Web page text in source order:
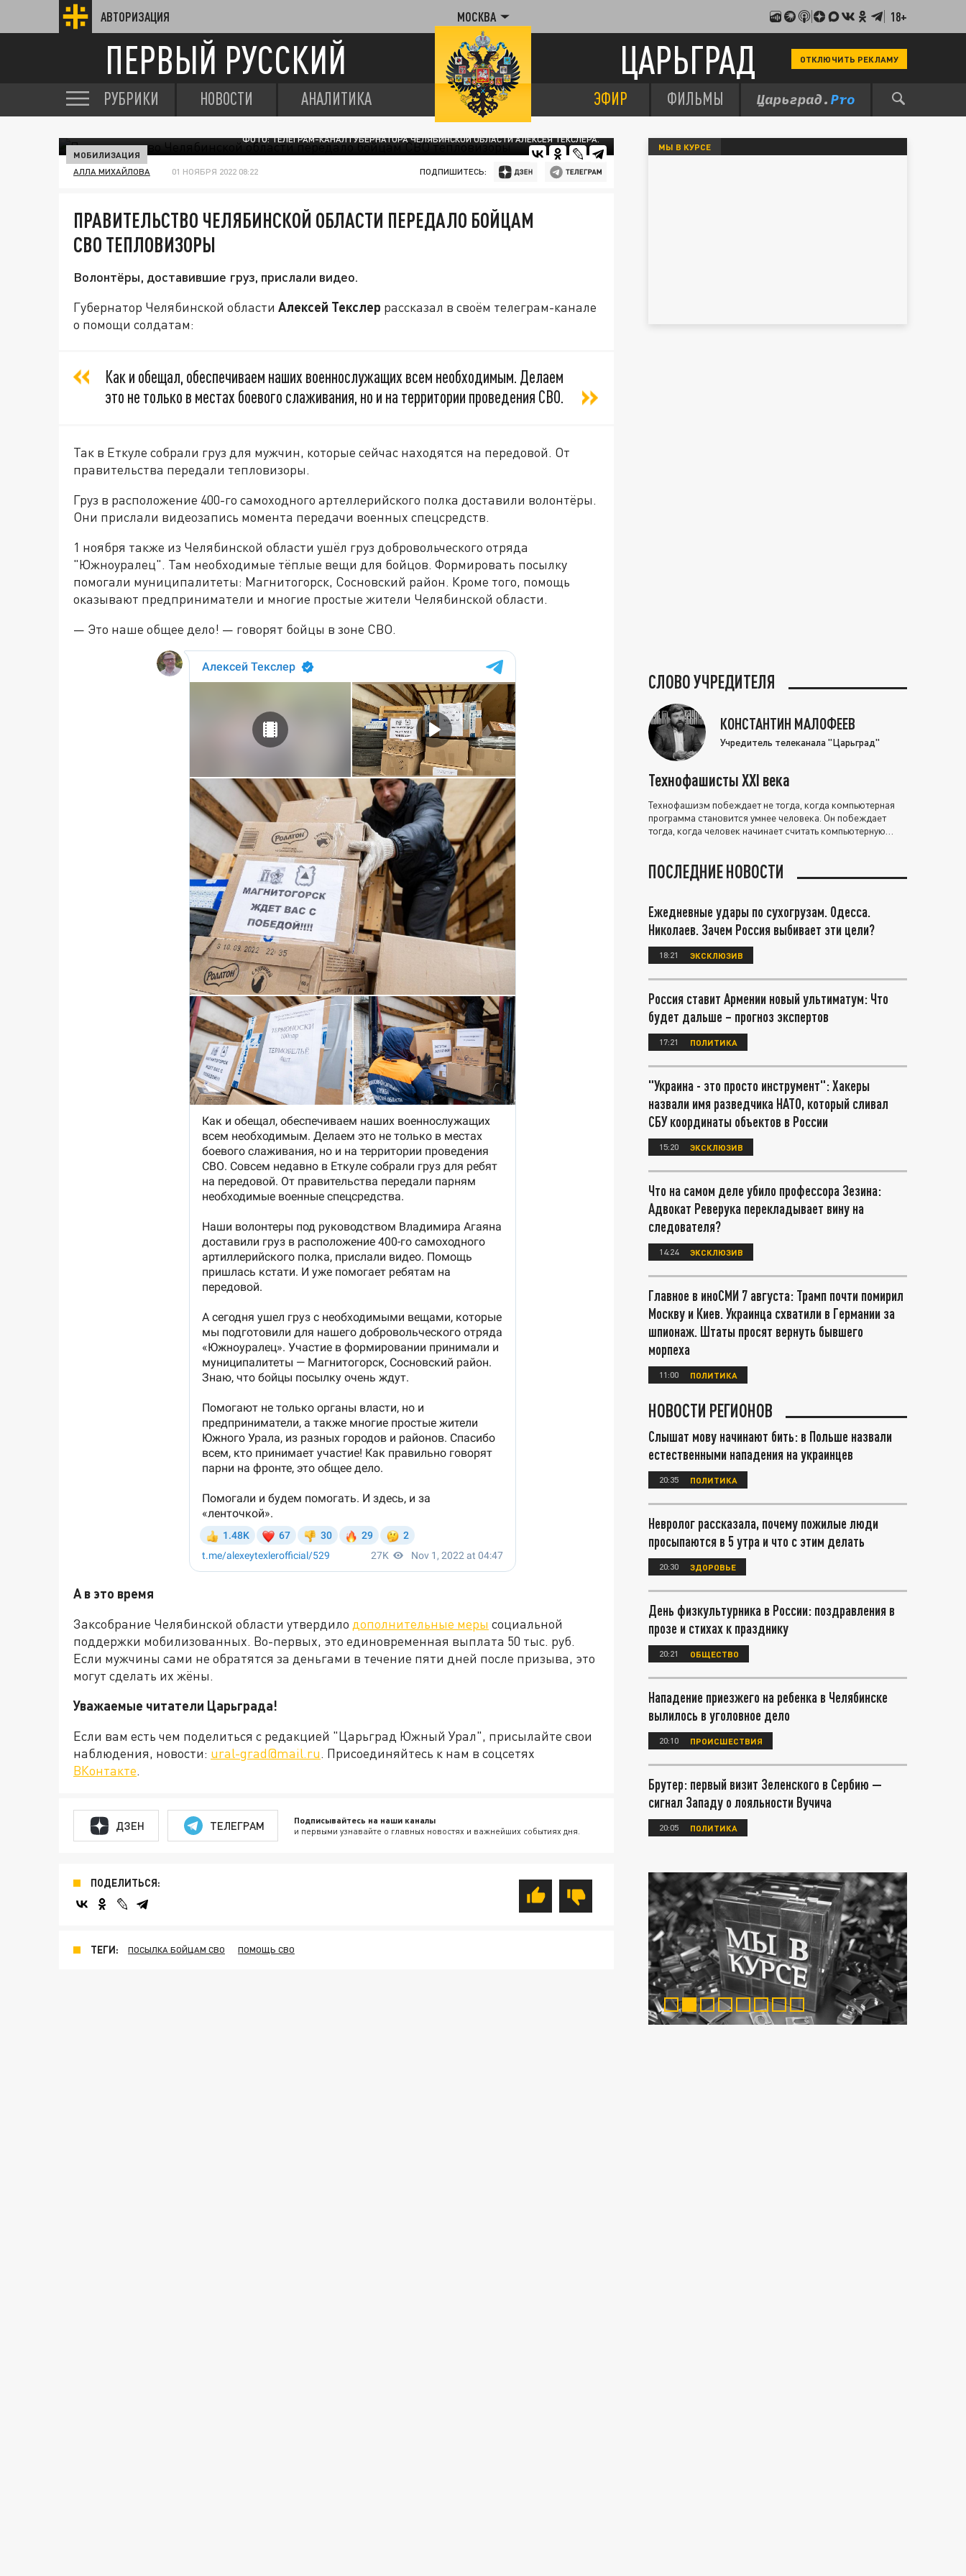
АВТОРИЗАЦИЯ МОСКВА 18+
ПЕРВЫЙ РУССКИЙ ЦАРЬГРАД ОТКЛЮЧИТЬ РЕКЛАМУ
РУБРИКИ НОВОСТИ АНАЛИТИКА ЭФИР ФИЛЬМЫ
ФОТО: ТЕЛЕГРАМ-КАНАЛ ГУБЕРНАТОРА ЧЕЛЯБИНСКОЙ ОБЛАСТИ АЛЕКСЕЯ ТЕКСЛЕРА.
МОБИЛИЗАЦИЯ
АЛЛА МИХАЙЛОВА 01 НОЯБРЯ 2022 08:22 ПОДПИШИТЕСЬ:
ПРАВИТЕЛЬСТВО ЧЕЛЯБИНСКОЙ ОБЛАСТИ ПЕРЕДАЛО БОЙЦАМ
СВО ТЕПЛОВИЗОРЫ
Волонтёры, доставившие груз, прислали видео.
Губернатор Челябинской области Алексей Текслер рассказал в своём телеграм-канале
о помощи солдатам:
Как и обещал, обеспечиваем наших военнослужащих всем необходимым. Делаем
это не только в местах боевого слаживания, но и на территории проведения СВО.
Так в Еткуле собрали груз для мужчин, которые сейчас находятся на передовой. От
правительства передали тепловизоры.
Груз в расположение 400-го самоходного артеллерийского полка доставили волонтёры.
Они прислали видеозапись момента передачи военных спецсредств.
1 ноября также из Челябинской области ушёл груз добровольческого отряда
"Южноуралец". Там необходимые тёплые вещи для бойцов. Формировать посылку
помогали муниципалитеты: Магнитогорск, Сосновский район. Кроме того, помощь
оказывают предприниматели и многие простые жители Челябинской области.
— Это наше общее дело! — говорят бойцы в зоне СВО.
А в это время
Заксобрание Челябинской области утвердило дополнительные меры социальной
поддержки мобилизованных. Во-первых, это единовременная выплата 50 тыс. руб.
Если мужчины сами не обратятся за деньгами в течение пяти дней после призыва, это
могут сделать их жёны.
Уважаемые читатели Царьграда!
Если вам есть чем поделиться с редакцией "Царьград Южный Урал", присылайте свои
наблюдения, новости: ural-grad@mail.ru. Присоединяйтесь к нам в соцсетях
ВКонтакте.
ДЗЕН ТЕЛЕГРАМ Подписывайтесь на наши каналы
и первыми узнавайте о главных новостях и важнейших событиях дня.
ПОДЕЛИТЬСЯ:
ТЕГИ: ПОСЫЛКА БОЙЦАМ СВО ПОМОЩЬ СВО
МЫ В КУРСЕ
СЛОВО УЧРЕДИТЕЛЯ
КОНСТАНТИН МАЛОФЕЕВ
Учредитель телеканала "Царьград"
Технофашисты XXI века
Технофашизм побеждает не тогда, когда компьютерная
программа становится умнее человека. Он побеждает
тогда, когда человек начинает считать компьютерную
ПОСЛЕДНИЕ НОВОСТИ
Ежедневные удары по сухогрузам. Одесса.
Николаев. Зачем Россия выбивает эти цели?
18:21 ЭКСКЛЮЗИВ
Россия ставит Армении новый ультиматум: Что
будет дальше – прогноз экспертов
17:21 ПОЛИТИКА
"Украина - это просто инструмент": Хакеры
назвали имя разведчика НАТО, который сливал
СБУ координаты объектов в России
15:20 ЭКСКЛЮЗИВ
Что на самом деле убило профессора Зезина:
Адвокат Реверука перекладывает вину на
следователя?
14:24 ЭКСКЛЮЗИВ
Главное в иноСМИ 7 августа: Трамп почти помирил
Москву и Киев. Украинца схватили в Германии за
шпионаж. Штаты просят вернуть бывшего
морпеха
11:00 ПОЛИТИКА
НОВОСТИ РЕГИОНОВ
Слышат мову начинают бить: в Польше назвали
естественными нападения на украинцев
20:35 ПОЛИТИКА
Невролог рассказала, почему пожилые люди
просыпаются в 5 утра и что с этим делать
20:30 ЗДОРОВЬЕ
День физкультурника в России: поздравления в
прозе и стихах к празднику
20:21 ОБЩЕСТВО
Нападение приезжего на ребенка в Челябинске
вылилось в уголовное дело
20:10 ПРОИСШЕСТВИЯ
Брутер: первый визит Зеленского в Сербию —
сигнал Западу о лояльности Вучича
20:05 ПОЛИТИКА